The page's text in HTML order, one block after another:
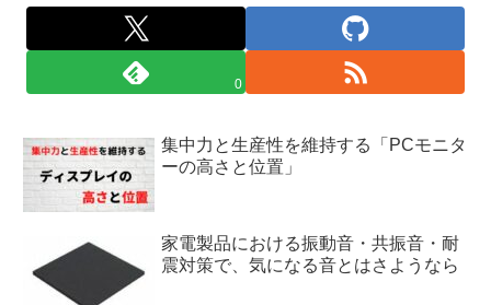
0
集中力と生産性を維持する「PCモニタ
ーの高さと位置」
家電製品における振動音・共振音・耐
震対策で、気になる音とはさようなら